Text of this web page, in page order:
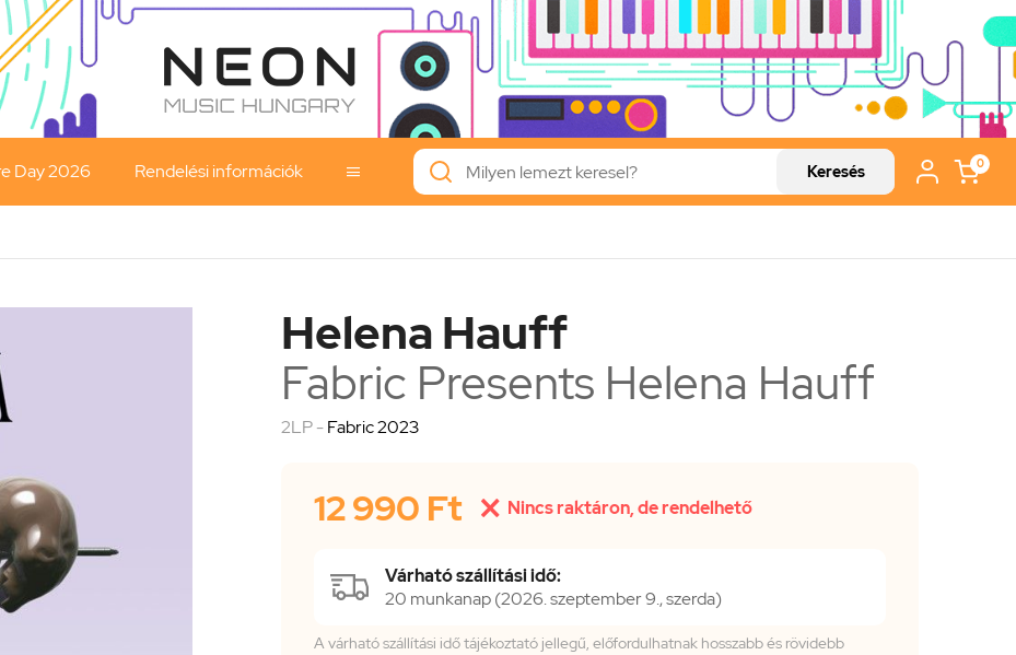
Day 2026 Rendelési információk  Keresés 0
Helena Hauff
Fabric Presents Helena Hauff
2LP -Fabric 2023
12 990 Ft  Nincs raktáron, de rendelhető
Várható szállítási idő:
20 munkanap (2026. szeptember 9., szerda)
A várható szállítási idő tájékoztató jellegű, előfordulhatnak hosszabb és rövidebb